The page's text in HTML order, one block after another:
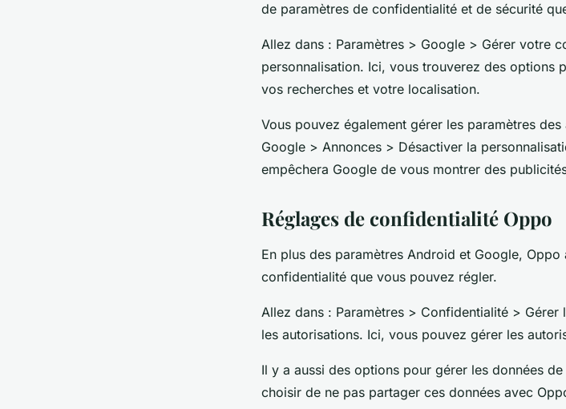
de paramètres de confidentialité et de sécurité
Allez dans : Paramètres > Google > Gérer votre
personnalisation. Ici, vous trouverez des options
vos recherches et votre localisation.
Vous pouvez également gérer les paramètres
Google > Annonces > Désactiver la
empêchera Google de vous montrer des
Réglages de confidentialité Oppo
En plus des paramètres Android et Google,
confidentialité que vous pouvez régler.
Allez dans : Paramètres > Confidentialité >
les autorisations. Ici, vous pouvez gérer les
Il y a aussi des options pour gérer les données
choisir de ne pas partager ces données avec